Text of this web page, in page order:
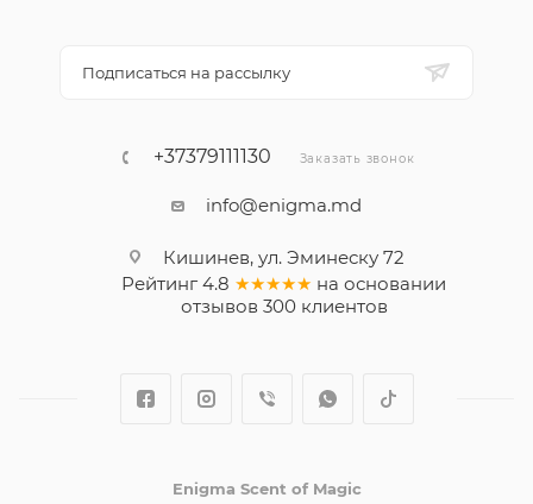
Подписаться на рассылку
+37379111130 Заказать звонок
info@enigma.md
Кишинев, ул. Эминеску 72
Рейтинг 4.8 ★★★★★ на основании
отзывов 300клиентов
Enigma Scent of Magic